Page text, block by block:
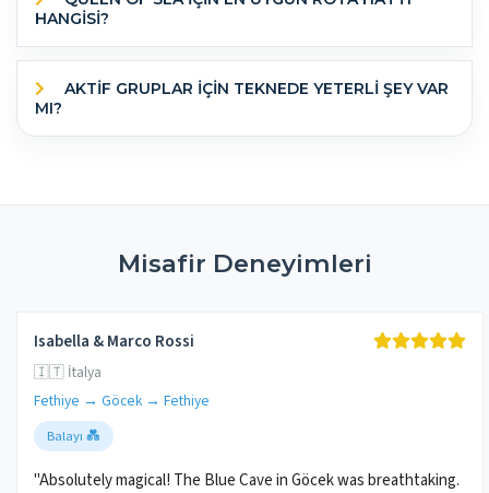
HANGISI?
MI?
Misafir Deneyimleri
Isabella & Marco Rossi
🇮🇹 İtalya
Fethiye → Göcek → Fethiye
Balayı 💑
"Absolutely magical! The Blue Cave in Göcek was breathtaking.